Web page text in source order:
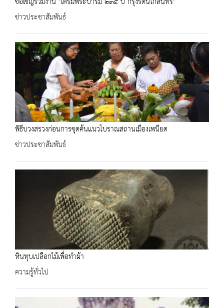
ข่าวประชาสัมพันธ์
พิธีบวงสรวงก่อนการขุดค้นแนวโบราณสถานเมืองเพนียด
ข่าวประชาสัมพันธ์
หินทุบเปลือกไม้เพื่อทำผ้า
ความรู้ทั่วไป